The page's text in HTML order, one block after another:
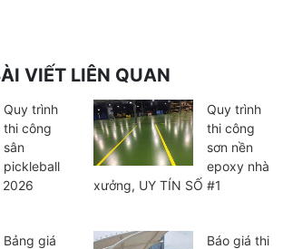
VIẾT LIÊN QUAN
Quy trình
thi công
sân
pickleball
Quy trình
thi công
sơn nền
epoxy nhà
xưởng, UY TÍN SỐ #1
Bảng giá
Báo giá thi